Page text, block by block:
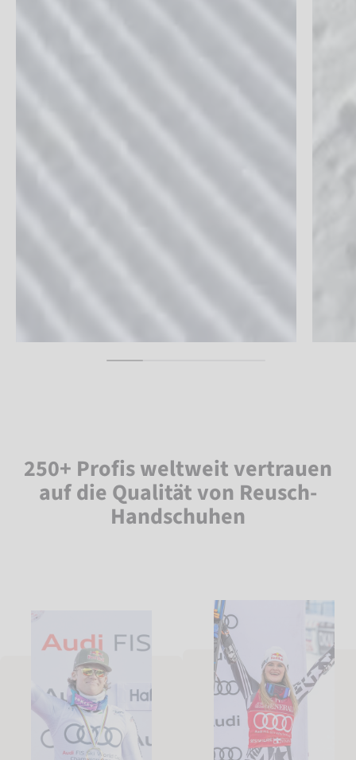
250+ Profis weltweit vertrauen
auf die Qualität von Reusch-
Handschuhen